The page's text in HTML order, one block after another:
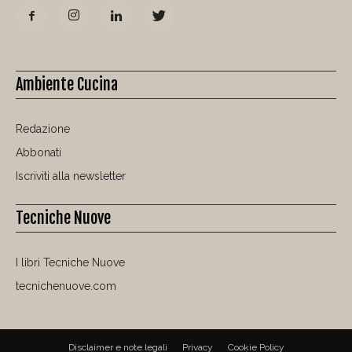
Ambiente Cucina
Redazione
Abbonati
Iscriviti alla newsletter
Tecniche Nuove
I libri Tecniche Nuove
tecnichenuove.com
Disclaimer e note legali Privacy Cookie Policy